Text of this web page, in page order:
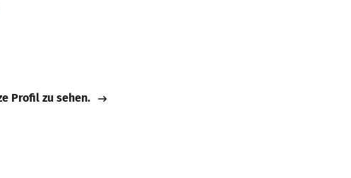
Profil zu sehen.